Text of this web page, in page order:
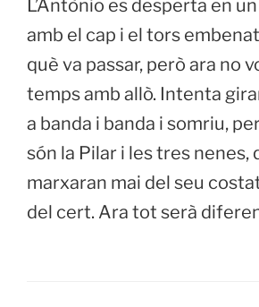
L’Antònio es desperta en
amb el cap i el tors
què va passar, però ara no
temps amb allò. Intenta
a banda i banda i somriu,
són la Pilar i les tres nenes,
marxaran mai del seu
del cert. Ara tot serà